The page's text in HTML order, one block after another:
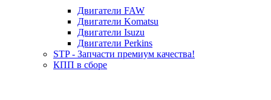
Двигатели FAW
Двигатели Komatsu
Двигатели Isuzu
Двигатели Perkins
STP - Запчасти премиум качества!
КПП в сборе